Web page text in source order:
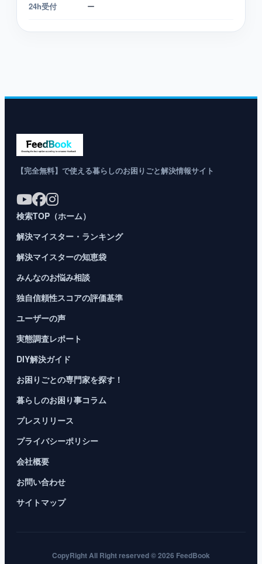
24h受付 ー
【完全無料】で使える暮らしのお困りごと解決情報サイト
検索TOP（ホーム）
解決マイスター・ランキング
解決マイスターの知恵袋
みんなのお悩み相談
独自信頼性スコアの評価基準
ユーザーの声
実態調査レポート
DIY解決ガイド
お困りごとの専門家を探す！
暮らしのお困り事コラム
プレスリリース
プライバシーポリシー
会社概要
お問い合わせ
サイトマップ
CopyRight All Right reserved © 2026 FeedBook